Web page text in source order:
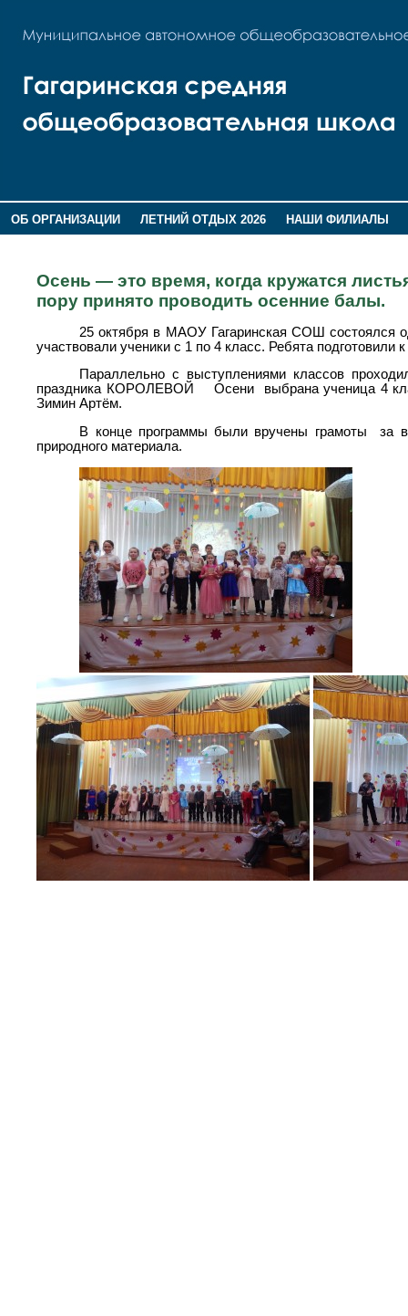
ОБ ОРГАНИЗАЦИИ ЛЕТНИЙ ОТДЫХ 2026
НАШИ ФИЛИАЛЫ
Осень — это время, когда кружатся
пору принято проводить осенние балы.
25 октября в МАОУ Гагаринская СОШ состоялся
участвовали ученики с 1 по 4 класс. Ребята
Параллельно с выступлениями классов
праздника КОРОЛЕВОЙ Осени выбрана ученица 4
Зимин Артём.
В конце программы были вручены грамоты за
природного материала.